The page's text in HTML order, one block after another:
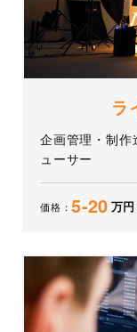
ラ
企画管理・制作
ューサー
価格：5-20 万